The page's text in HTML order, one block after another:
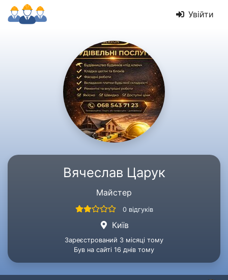
Увійти
Вячеслав Царук
Майстер
0 відгуків
Київ
Зареєстрований 3 місяці тому
Був на сайті 16 днів тому